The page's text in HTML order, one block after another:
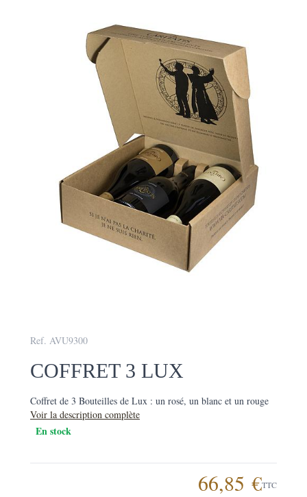
Ref. AVU9300
COFFRET 3 LUX
Coffret de 3 Bouteilles de Lux : un rosé, un blanc et un rouge
Voir la description complète
En stock
66,85 €TTC